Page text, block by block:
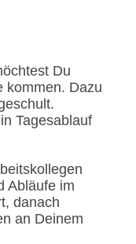
Du
kommen. Dazu
Tagesablauf
Abläufe im
danach
an Deinem